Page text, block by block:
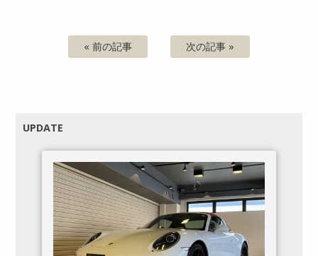
« 前の記事 次の記事 »
UPDATE